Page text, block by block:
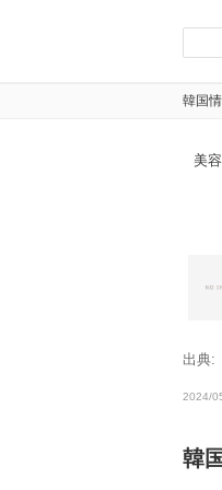
韓国
美
出典:
2024/
韓